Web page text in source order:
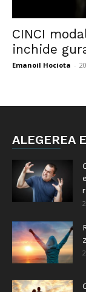
CINCI
inchide
Emanoil Hociota -
ALEGEREA